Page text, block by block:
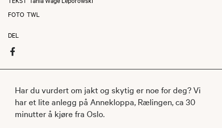
FOTO TWL
DEL
Har du vurdert om jakt og skytig er noe for deg? Vi
har et lite anlegg på Annekloppa, Rælingen, ca 30
minutter å kjøre fra Oslo.